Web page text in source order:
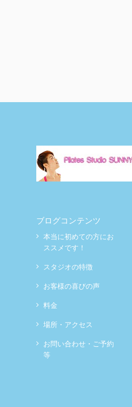
ブログコンテンツ
本当に初めての方にお
ススメです！
スタジオの特徴
お客様の喜びの声
料金
場所・アクセス
お問い合わせ・ご予約
等